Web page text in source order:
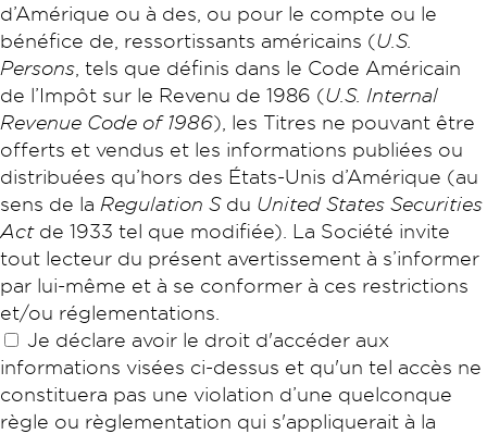
d’Amérique ou à des, ou pour le compte ou le
bénéfice de, ressortissants américains (U.S.
Persons , tels que définis dans le Code Américain
de l’Impôt sur le Revenu de 1986 (U.S. Internal
Revenue Code of 1986), les Titres ne pouvant être
offerts et vendus et les informations publiées ou
distribuées qu’hors des États-Unis d’Amérique (au
sens de la Regulation Sdu United States Securities
Actde 1933 tel que modifiée). La Société invite
tout lecteur du présent avertissement à s’informer
par lui-même et à se conformer à ces restrictions
et/ou réglementations.
Je déclare avoir le droit d'accéder aux
informations visées ci-dessus et qu'un tel accès ne
constituera pas une violation d’une quelconque
règle ou règlementation qui s'appliquerait à la